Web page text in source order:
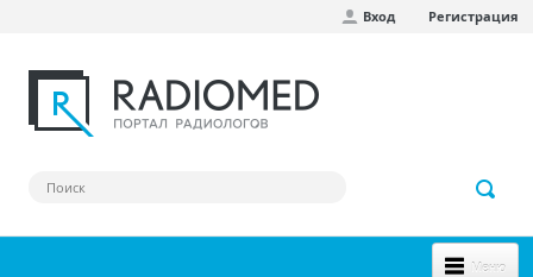
Вход Регистрация
Меню